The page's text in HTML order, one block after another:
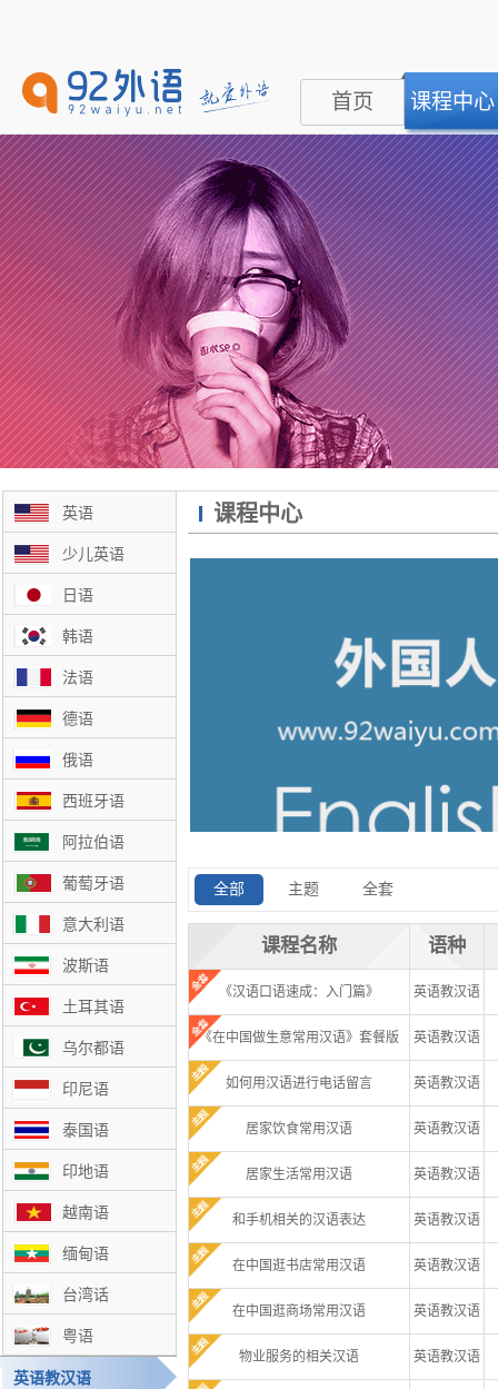
首页 课程中心
英语
少儿英语
日语
韩语
法语
德语
俄语
西班牙语
阿拉伯语
葡萄牙语
意大利语
波斯语
土耳其语
乌尔都语
印尼语
泰国语
印地语
越南语
缅甸语
台湾话
粤语
英语教汉语
课程中心
全部 主题 全套
课程名称 语种
《汉语口语速成：入门篇》 英语教汉语
《在中国做生意常用汉语》套餐版 英语教汉语
如何用汉语进行电话留言 英语教汉语
居家饮食常用汉语 英语教汉语
居家生活常用汉语 英语教汉语
和手机相关的汉语表达 英语教汉语
在中国逛书店常用汉语 英语教汉语
在中国逛商场常用汉语 英语教汉语
物业服务的相关汉语 英语教汉语